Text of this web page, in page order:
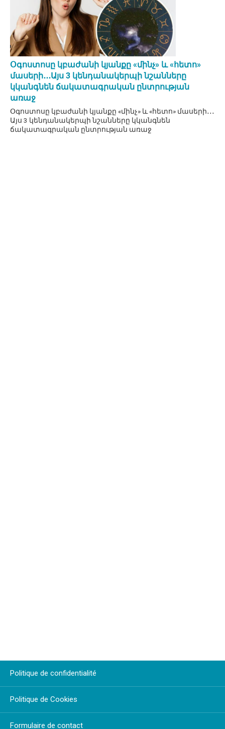
Օգոստոսը կբաժանի կյանքը «մինչ» և «հետո»
մասերի․․․Այս 3 կենդանակերպի նշանները
կկանգնեն ճակատագրական ընտրության
առաջ
Օգոստոսը կբաժանի կյանքը «մինչ» և «հետո» մասերի․․․
Այս 3 կենդանակերպի նշանները կկանգնեն
ճակատագրական ընտրության առաջ
Politique de confidentialité
Politique de Cookies
Formulaire de contact